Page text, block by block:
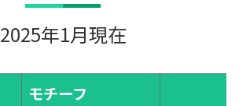
2025年1月現在
モチーフ